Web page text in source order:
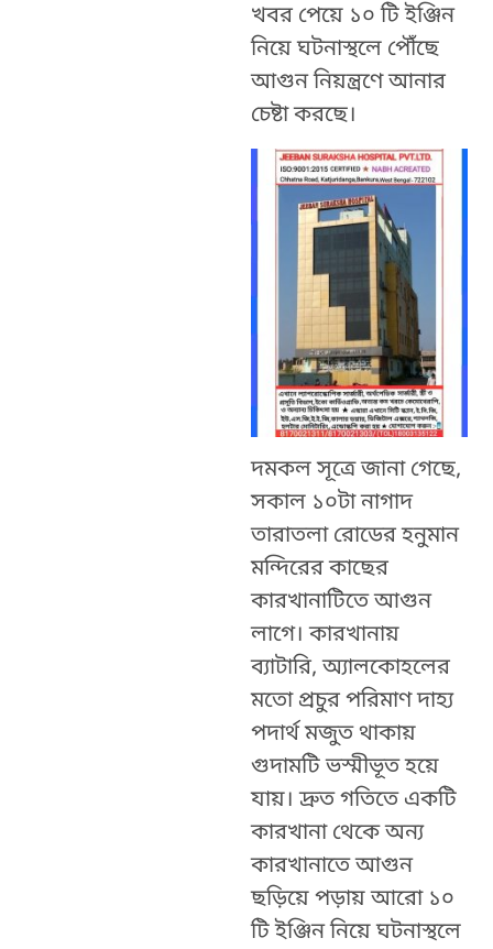
খবর পেয়ে ১০ টি ইঞ্জিন
নিয়ে ঘটনাস্থলে পৌঁছে
আগুন নিয়ন্ত্রণে আনার
চেষ্টা করছে।
দমকল সূত্রে জানা গেছে,
সকাল ১০টা নাগাদ
তারাতলা রোডের হনুমান
মন্দিরের কাছের
কারখানাটিতে আগুন
লাগে। কারখানায়
ব্যাটারি, অ্যালকোহলের
মতো প্রচুর পরিমাণ দাহ্য
পদার্থ মজুত থাকায়
গুদামটি ভস্মীভূত হয়ে
যায়। দ্রুত গতিতে একটি
কারখানা থেকে অন্য
কারখানাতে আগুন
ছড়িয়ে পড়ায় আরো ১০
টি ইঞ্জিন নিয়ে ঘটনাস্থলে